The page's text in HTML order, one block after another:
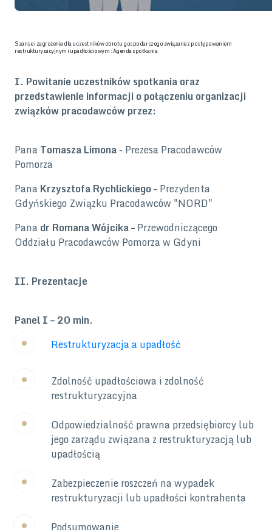
Szanse i zagrożenia dla uczestników obrotu gospodarczego związane z postępowaniem
restrukturyzacyjnym i upadłościowym : Agenda spotkania
I. Powitanie uczestników spotkania oraz
przedstawienie informacji o połączeniu organizacji
związków pracodawców przez:
Pana Tomasza Limona- Prezesa Pracodawców
Pomorza
Pana Krzysztofa Rychlickiego– Prezydenta
Gdyńskiego Związku Pracodawców "NORD"
Pana dr Romana Wójcika– Przewodniczącego
Oddziału Pracodawców Pomorza w Gdyni
II. Prezentacje
Panel I – 20 min.
Restrukturyzacja a upadłość
Zdolność upadłościowa i zdolność
restrukturyzacyjna
Odpowiedzialność prawna przedsiębiorcy lub
jego zarządu związana z restrukturyzacją lub
upadłością
Zabezpieczenie roszczeń na wypadek
restrukturyzacji lub upadłości kontrahenta